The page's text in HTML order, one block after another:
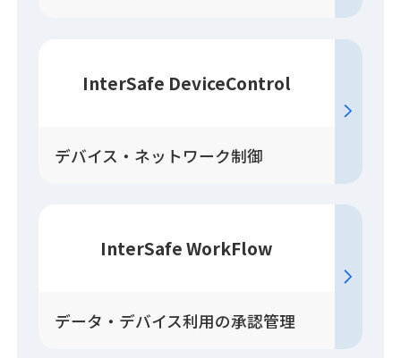
InterSafe DeviceControl
デバイス・ネットワーク制御
InterSafe WorkFlow
データ・デバイス利用の承認管理